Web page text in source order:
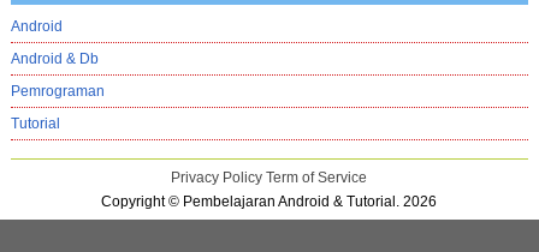
Android
Android & Db
Pemrograman
Tutorial
Privacy Policy Term of Service
Copyright © Pembelajaran Android & Tutorial. 2026